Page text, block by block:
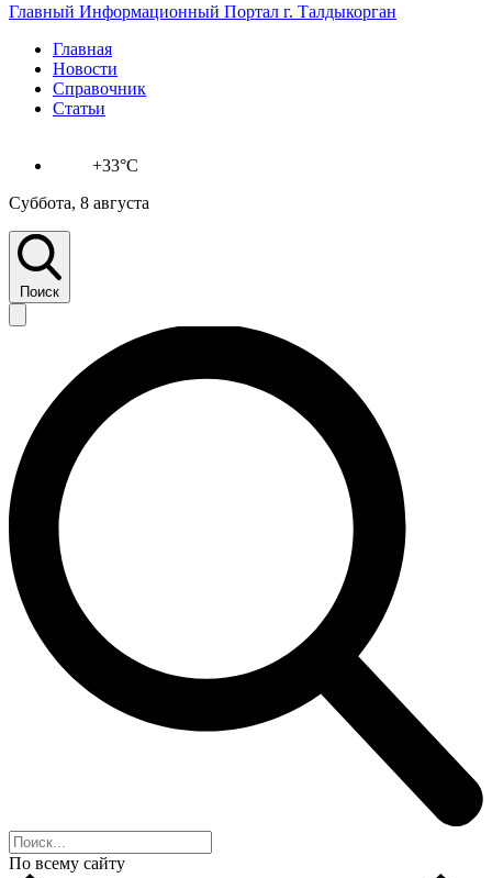
Главный Информационный Портал г. Талдыкорган
Главная
Новости
Справочник
Статьи
+33°C
Суббота, 8 августа
Поиск
По всему сайту